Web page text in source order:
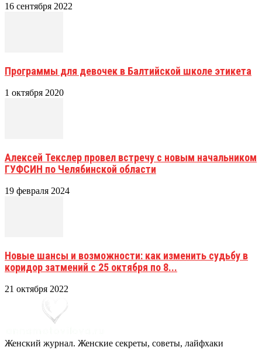
16 сентября 2022
Программы для девочек в Балтийской школе этикета
1 октября 2020
Алексей Текслер провел встречу с новым начальником
ГУФСИН по Челябинской области
19 февраля 2024
Новые шансы и возможности: как изменить судьбу в
коридор затмений с 25 октября по 8...
21 октября 2022
Женский журнал. Женские секреты, советы, лайфхаки